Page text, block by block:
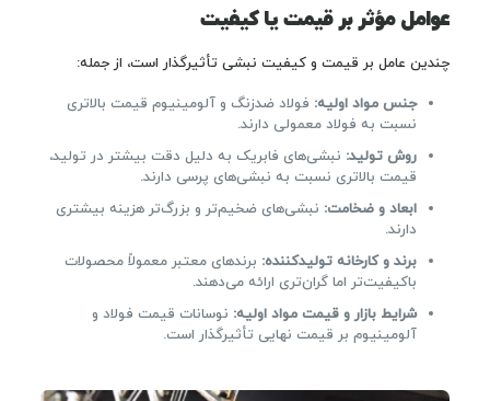
عوامل مؤثر بر قیمت یا کیفیت
چندین عامل بر قیمت و کیفیت نبشی تأثیرگذار است، از جمله:
جنس مواد اولیه: فولاد ضدزنگ و آلومینیوم قیمت بالاتری
نسبت به فولاد معمولی دارند.
روش تولید: نبشی‌های فابریک به دلیل دقت بیشتر در تولید،
قیمت بالاتری نسبت به نبشی‌های پرسی دارند.
ابعاد و ضخامت: نبشی‌های ضخیم‌تر و بزرگ‌تر هزینه بیشتری
دارند.
برند و کارخانه تولیدکننده: برندهای معتبر معمولاً محصولات
باکیفیت‌تر اما گران‌تری ارائه می‌دهند.
شرایط بازار و قیمت مواد اولیه: نوسانات قیمت فولاد و
آلومینیوم بر قیمت نهایی تأثیرگذار است.